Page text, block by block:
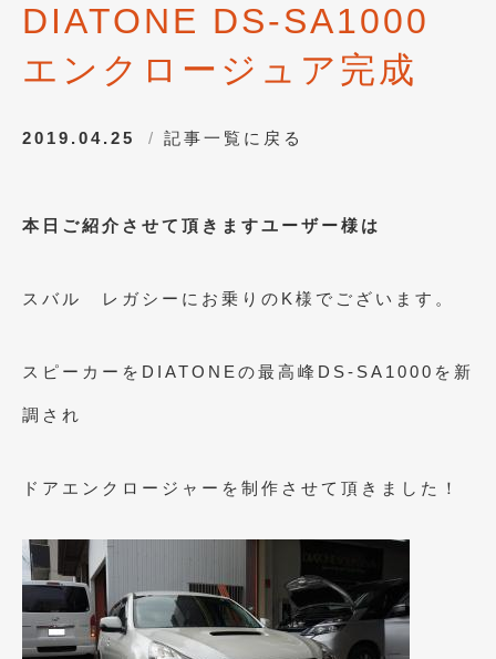
2025年10月(1)
2025年8月
2024年8月(1)
2024年6月(1)
2023年9月(1)
2023年4月
2022年12月 (1)
DIATONE DS-SA1000
エンクロージュア完成
2019.04.25 記事一覧に戻る
本日ご紹介させて頂きますユーザー様は
スバル レガシーにお乗りのK様でございます。
スピーカーをDIATONEの最高峰DS-SA1000を新
調され
ドアエンクロージャーを制作させて頂きました！